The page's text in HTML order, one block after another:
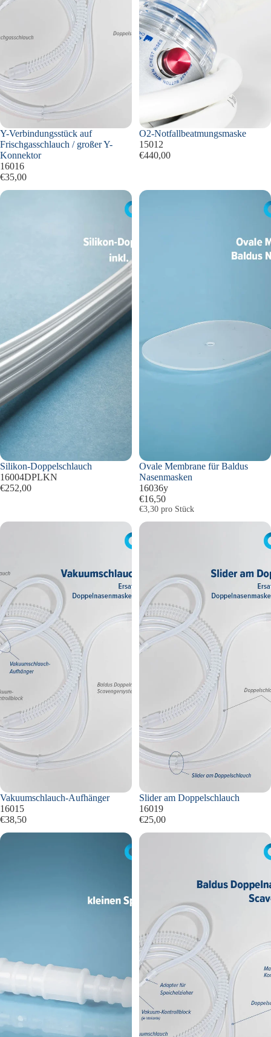
Y-Verbindungsstück auf
Frischgasschlauch / großer Y-
Konnektor
16016
€35,00
O2-Notfallbeatmungsmaske
15012
€440,00
Silikon-
Silikon-Doppelschlauch
16004DPLKN
€252,00
Ovale
Ovale Membrane für Baldus
Nasenmasken
16036y
€16,50
Grundpreis
€3,30 pro Stück
Vakuumschlauch-
Vakuumschlauch-Aufhänger
16015
€38,50
Slider
Slider am Doppelschlauch
16019
€25,00
Adapter
Doppelnasenmasken-